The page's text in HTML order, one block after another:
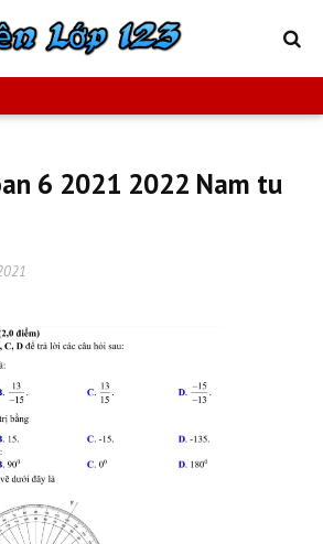
6 2021 2022 Nam tu